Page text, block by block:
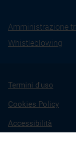
Amministrazione
Whistleblowing
Termini d'uso
Cookies Policy
Accessibilità